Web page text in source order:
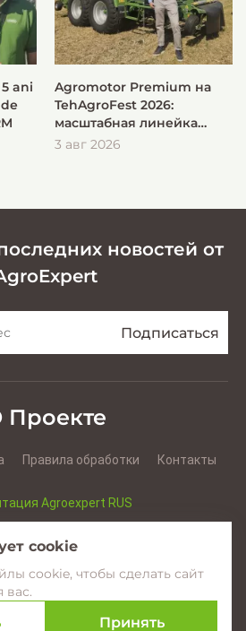
ani
Agromotor Premium на
TehAgroFest 2026:
масштабная линейка
KRONE для быстрой и
3 авг 2026
новостей от
Проекте
Правила обработки Контакты
Agroexpert RUS
YouTube Instagram
cookie
cookie, чтобы сделать сайт
вас.
Принять